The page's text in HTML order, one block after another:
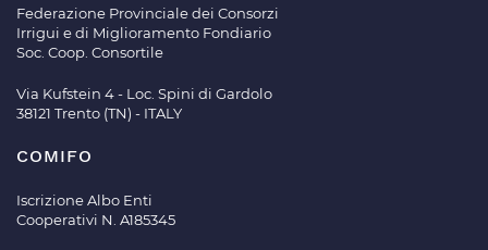
Federazione Provinciale dei Consorzi
Irrigui e di Miglioramento Fondiario
Soc. Coop. Consortile
Via Kufstein 4 - Loc. Spini di Gardolo
38121 Trento (TN) - ITALY
COMIFO
Iscrizione Albo Enti
Cooperativi N. A185345